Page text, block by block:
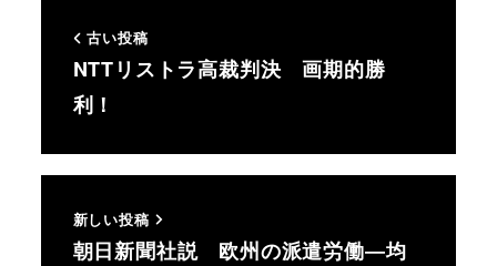
古い投稿
NTTリストラ高裁判決 画期的勝
利！
新しい投稿
朝日新聞社説 欧州の派遣労働―均